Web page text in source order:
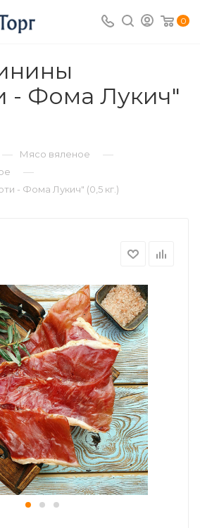
0
- Фома Лукич"
— Мясо вяленое —
—
- Фома Лукич" (0,5 кг.)